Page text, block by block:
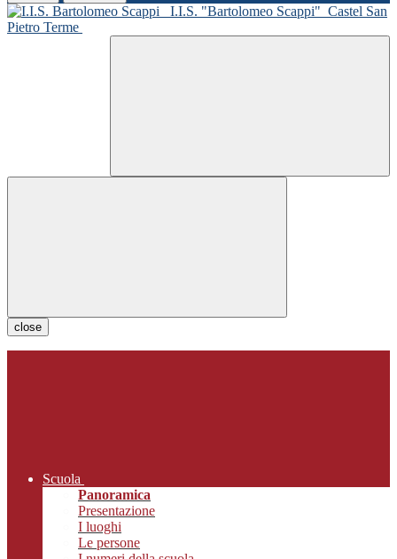
I.I.S. "Bartolomeo Scappi" Castel San
Pietro Terme
close
Scuola
Panoramica
Presentazione
I luoghi
Le persone